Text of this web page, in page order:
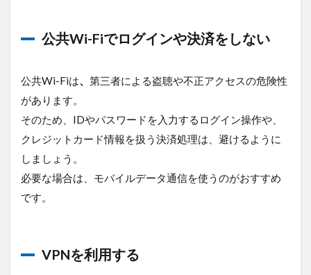
公共Wi-Fiでログインや決済をしない
公共Wi-Fiは、 第三者による盗聴や不正アクセスの危険性
があります。
そのため、IDやパスワードを入力するログイン操作や、
クレジットカード情報を扱う決済処理は、避けるように
しましょう。
必要な場合は、モバイルデータ通信を使うのがおすすめ
です。
VPNを利用する